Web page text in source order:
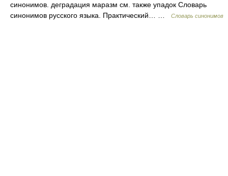
синонимов. деградация маразм см. также упадок Словарь
синонимов русского языка. Практический… …
Словарь синонимов